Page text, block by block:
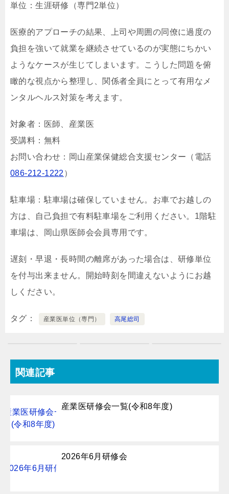
単位：生涯研修（専門2単位）
医療的アプローチの結果、上司や周囲の同僚に過度の
負担を強いて就業を継続させているのが実態にちかい
ようなケースが生じてしまいます。こうした問題を俯
瞰的な視点から整理し、関係者全員にとって有用なメ
ンタルヘルス対策を考えます。
対象者：医師、産業医
受講料：無料
お問い合わせ：岡山産業保健総合支援センター（電話
086-212-1222 ）
駐車場：駐車場は確保していません。お車でお越しの
方は、自己負担で有料駐車場をご利用ください。1階駐
車場は、岡山県医師会会員専用です。
遅刻・早退・長時間の離席があった場合は、研修単位
を付与出来ません。開始時刻を間違えないようにお越
しください。
タグ 産業医単位（専門） 高尾総司
関連記事
産業医研修会一覧(令和8年度)
2026年6月研修会